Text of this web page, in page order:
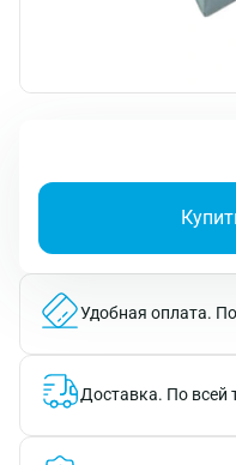
Удобная оплата.
Доставка. По всей